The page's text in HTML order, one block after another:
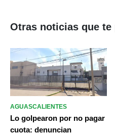
Otras noticias que te
AGUASCALIENTES
Lo golpearon por no pagar
cuota: denuncian